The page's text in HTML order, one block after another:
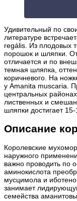
Удивительный по
литературе
regális. Из плодовых
порошок и шляпки.
отличается и по
темная шляпка,
коричневого. На
у Amanita muscaria.
центральных
лиственных и
шляпки достигает 15-
Описание
Королевские
наружного
важно проводить по
аминокислота
мусцимола и
занимает
семейства